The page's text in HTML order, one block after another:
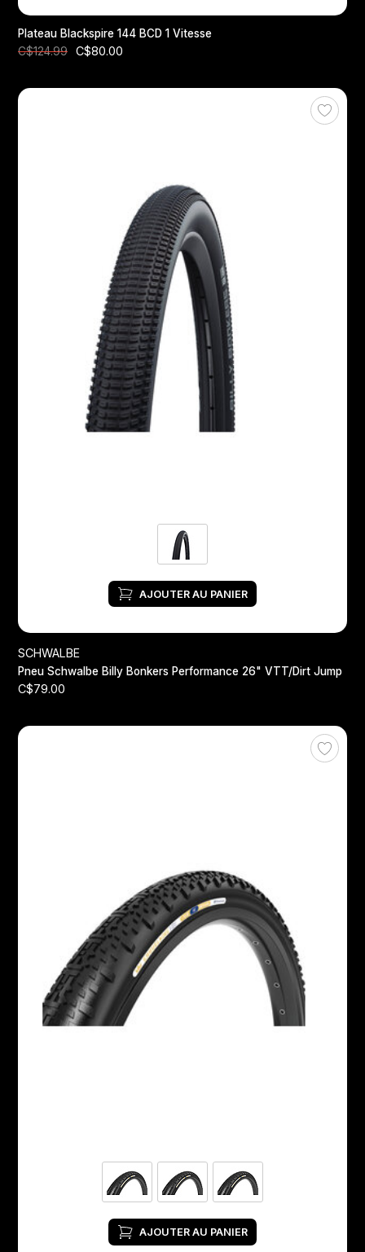
Plateau Blackspire 144 BCD 1 Vitesse
C$124.99
C$80.00
AJOUTER AU PANIER
SCHWALBE
Pneu Schwalbe Billy Bonkers Performance 26" VTT/Dirt Jump
C$79.00
AJOUTER AU PANIER